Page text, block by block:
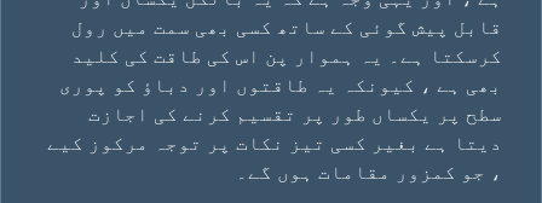
قابل پیش گوئی کے ساتھ کسی بھی سمت میں رول
کرسکتا ہے۔ یہ ہموار پن اس کی طاقت کی کلید
بھی ہے ، کیونکہ یہ طاقتوں اور دباؤ کو پوری
سطح پر یکساں طور پر تقسیم کرنے کی اجازت
دیتا ہے بغیر کسی تیز نکات پر توجہ مرکوز کیے
، جو کمزور مقامات ہوں گے۔